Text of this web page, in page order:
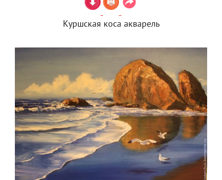
Куршская коса акварель